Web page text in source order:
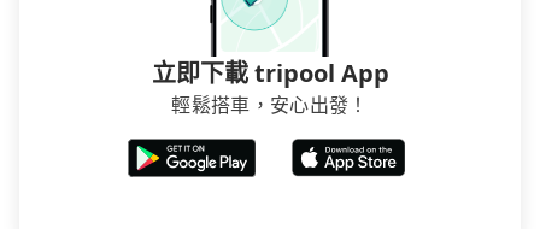
立即下載 tripool App
輕鬆搭車，安心出發！